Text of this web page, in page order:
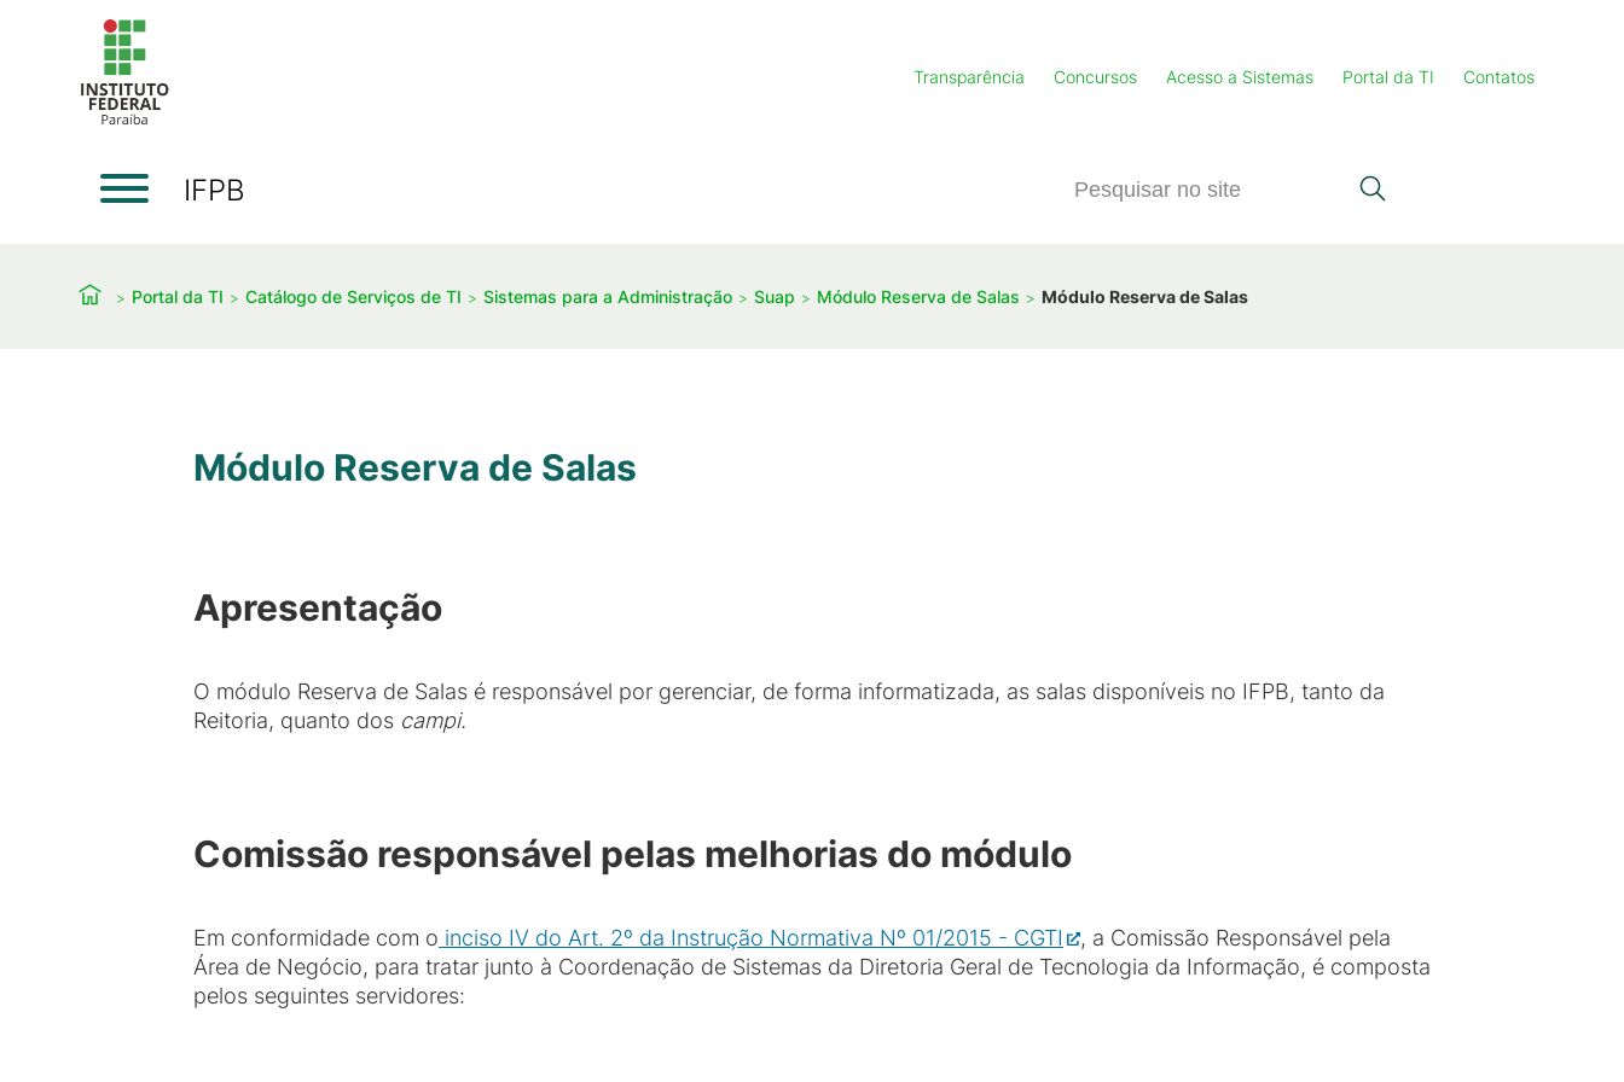
Transparência Concursos Acesso a Sistemas Portal da TI Contatos
IFPB
Portal da TI Catálogo de Serviços de TI Sistemas para a Administração Suap Módulo Reserva de Salas Módulo Reserva de Salas
Módulo Reserva de Salas
Apresentação
O módulo Reserva de Salas é responsável por gerenciar, de forma informatizada, as salas disponíveis no IFPB, tanto da
Reitoria, quanto dos campi.
Comissão responsável pelas melhorias do módulo
Em conformidade com o inciso IV do Art. 2º da Instrução Normativa Nº 01/2015 - CGTI
, a Comissão Responsável pela
Área de Negócio, para tratar junto à Coordenação de Sistemas da Diretoria Geral de Tecnologia da Informação, é composta
pelos seguintes servidores: